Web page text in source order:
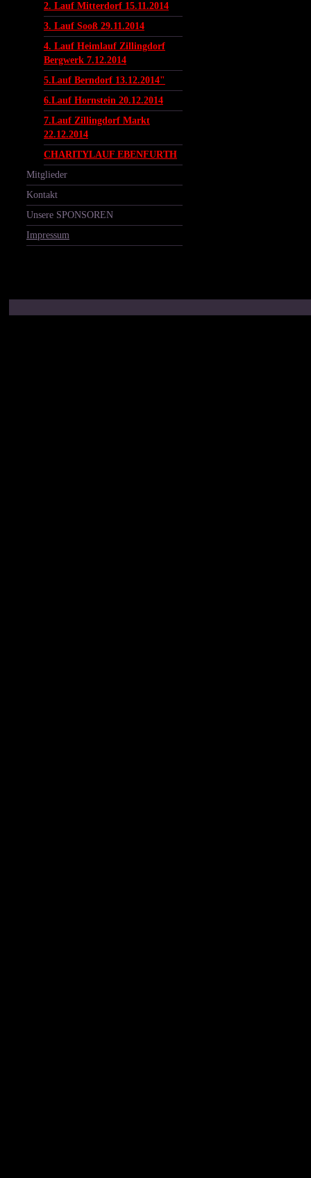
2. Lauf Mitterdorf 15.11.2014
3. Lauf Sooß 29.11.2014
4. Lauf Heimlauf Zillingdorf
Bergwerk 7.12.2014
5.Lauf Berndorf 13.12.2014"
6.Lauf Hornstein 20.12.2014
7.Lauf Zillingdorf Markt
22.12.2014
CHARITYLAUF EBENFURTH
Mitglieder
Kontakt
Unsere SPONSOREN
Impressum